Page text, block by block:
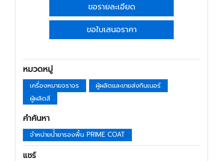
ขอรายละเอียด
ขอใบเสนอราคา
หมวดหมู่
เครื่องหมายจราจร
ผู้ผลิตและขายส่งทินเนอร์
ผู้ผลิตสี
คำค้นหา
จำหน่ายน้ำยารองพื้น PRIME COAT
แชร์